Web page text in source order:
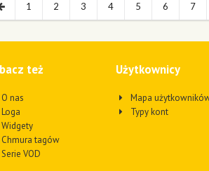
1 2 3 4 5 6 7
też
O nas
Loga
Widgety
Chmura tagów
Serie VOD
Użytkownicy
Mapa
Typy kont